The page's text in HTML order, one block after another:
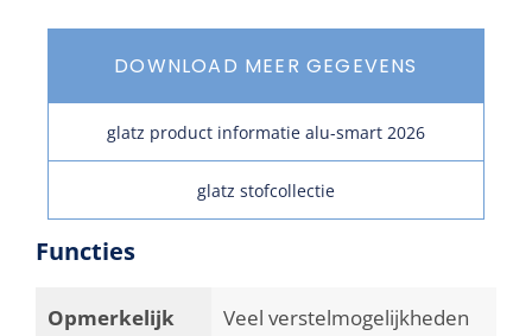
DOWNLOAD MEER GEGEVENS
glatz product informatie alu-smart 2026
glatz stofcollectie
Functies
Opmerkelijk Veel verstelmogelijkheden